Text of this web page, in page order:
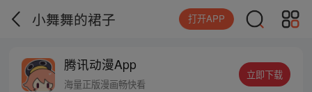
小舞舞的裙子 打开APP
腾讯动漫App
海量正版漫画畅快看
立即下载